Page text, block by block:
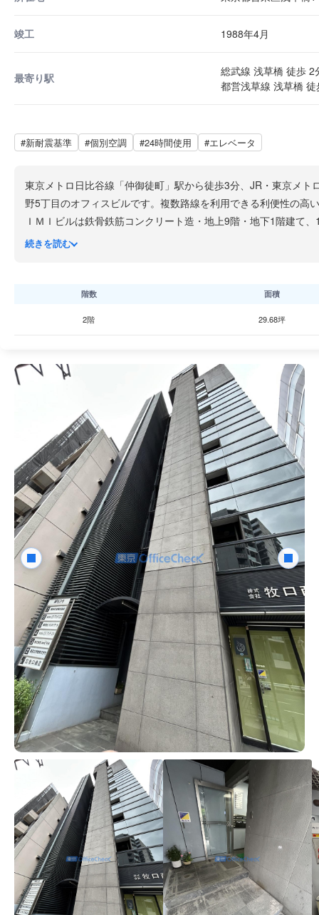
竣工 1988年4月
最寄り駅
総武線 浅草橋 徒歩 2
都営浅草線 浅草橋
#新耐震基準 #個別空調 #24時間使用 #エレベータ
東京メトロ日比谷線「仲御徒町」駅から徒歩3分、JR・東京メ
野5丁目のオフィスビルです。複数路線を利用できる利便性の高
ＩＭＩビルは鉄骨鉄筋コンクリート造・地上9階・地下1階建て
可能です。基準階面積は約24坪とコンパクトで、少人数チーム
続きを読む
階数 面積
2階 29.68坪